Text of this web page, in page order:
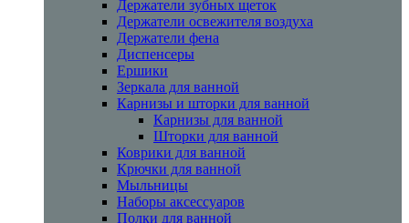
Держатели зубных щеток
Держатели освежителя воздуха
Держатели фена
Диспенсеры
Ершики
Зеркала для ванной
Карнизы и шторки для ванной
Карнизы для ванной
Шторки для ванной
Коврики для ванной
Крючки для ванной
Мыльницы
Наборы аксессуаров
Полки для ванной